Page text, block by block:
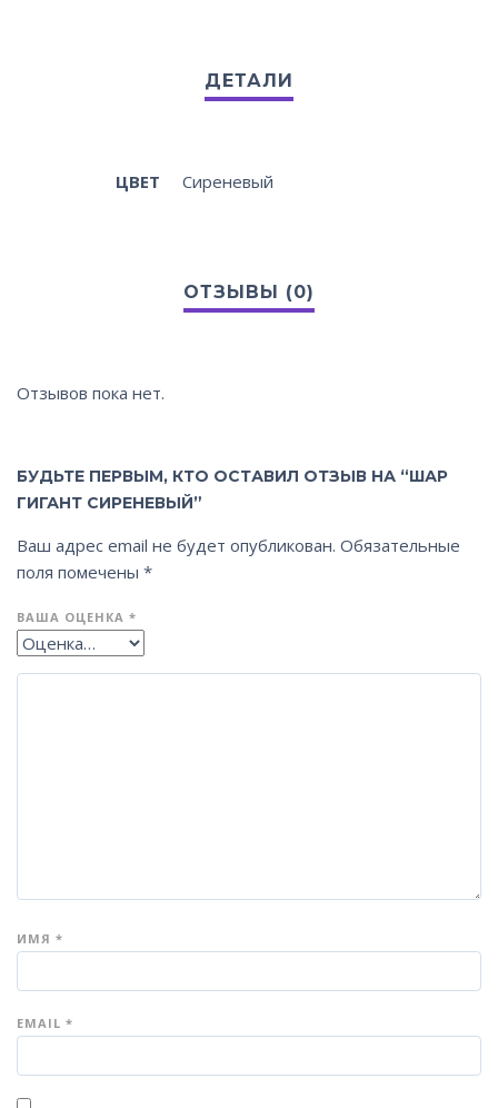
ЦВЕТ Сиреневый
Отзывов пока нет.
БУДЬТЕ ПЕРВЫМ, КТО ОСТАВИЛ ОТЗЫВ НА “ШАР
ГИГАНТ СИРЕНЕВЫЙ”
Ваш адрес email не будет опубликован. Обязательные
поля помечены *
ВАША ОЦЕНКА *
ИМЯ *
EMAIL *